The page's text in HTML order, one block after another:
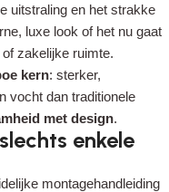
uitstraling en het strakke
luxe look of het nu gaat
zakelijke ruimte.
kern: sterker,
vocht dan traditionele
met design.
enkele
montagehandleiding